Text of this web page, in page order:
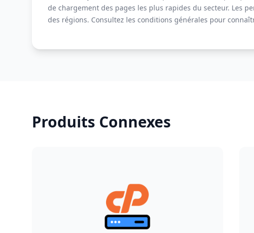
de chargement des pages les plus rapides du secteur. Les
des régions. Consultez les conditions générales pour
Produits Connexes